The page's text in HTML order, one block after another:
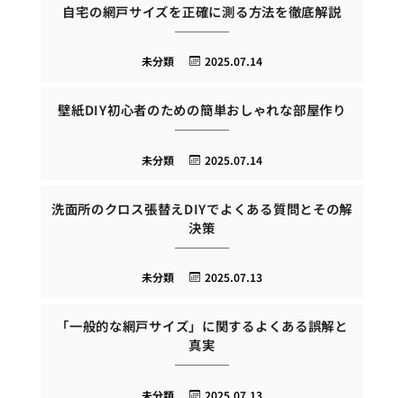
自宅の網戸サイズを正確に測る方法を徹底解説
2025.07.14
未分類
壁紙DIY初心者のための簡単おしゃれな部屋作り
2025.07.14
未分類
洗面所のクロス張替えDIYでよくある質問とその解
決策
2025.07.13
未分類
「一般的な網戸サイズ」に関するよくある誤解と
真実
2025.07.13
未分類